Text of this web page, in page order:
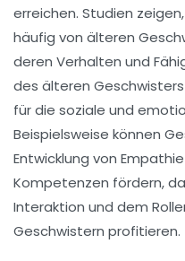
erreichen. Studien
häufig von älteren
deren Verhalten und
des älteren Geschwisters
für die soziale und
Beispielsweise können
Entwicklung von
Kompetenzen fördern,
Interaktion und dem
Geschwistern profitieren.